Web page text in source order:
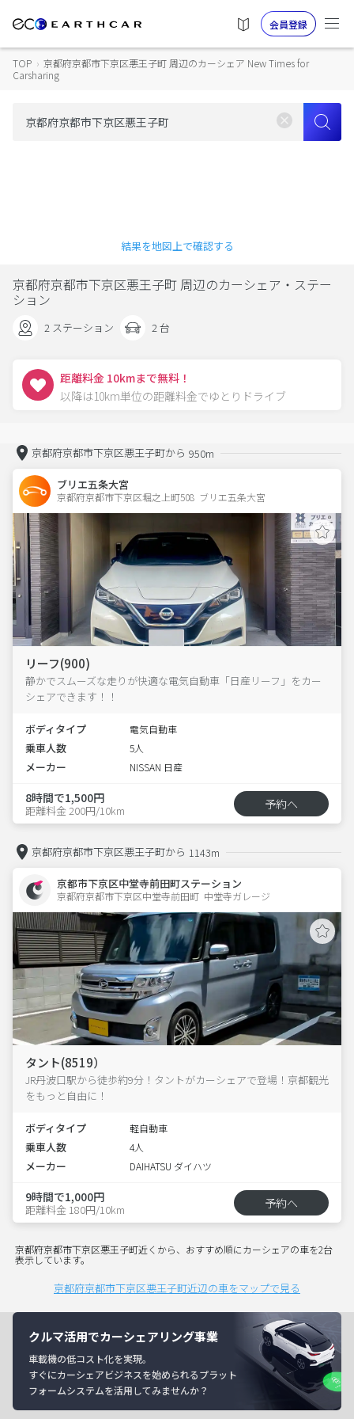
会員登録
TOP › 京都府京都市下京区悪王子町 周辺のカーシェア New Times for
Carsharing
結果を地図上で確認する
京都府京都市下京区悪王子町 周辺のカーシェア・ステー
ション
2 ステーション 2 台
距離料金 10kmまで無料！
以降は10km単位の距離料金でゆとりドライブ
京都府京都市下京区悪王子町から 950m
ブリエ五条大宮
京都府京都市下京区堀之上町508  ブリエ五条大宮
リーフ(900)
静かでスムーズな走りが快適な電気自動車「日産リーフ」をカー
シェアできます！！
ボディタイプ 電気自動車
乗車人数 5人
メーカー NISSAN 日産
8時間で1,500円
距離料金 200円/10km 予約へ
京都府京都市下京区悪王子町から 1143m
京都市下京区中堂寺前田町ステーション
京都府京都市下京区中堂寺前田町  中堂寺ガレージ
タント(8519）
JR丹波口駅から徒歩約9分！タントがカーシェアで登場！京都観光
をもっと自由に！
ボディタイプ 軽自動車
乗車人数 4人
メーカー DAIHATSU ダイハツ
9時間で1,000円
距離料金 180円/10km 予約へ
京都府京都市下京区悪王子町近くから、おすすめ順にカーシェアの車を2台
表示しています。
京都府京都市下京区悪王子町近辺の車をマップで見る
クルマ活用でカーシェアリング事業
車載機の低コスト化を実現。
すぐにカーシェアビジネスを始められるプラット
フォームシステムを活用してみませんか？